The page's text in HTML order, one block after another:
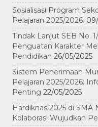
Sosialisasi Program
Pelajaran 2025/2026.
Tindak Lanjut SEB No.
Penguatan Karakter
Pendidikan 26/05/2025
Sistem Penerimaan
Pelajaran 2025/2026:
Penting 22/05/2025
Hardiknas 2025 di SMA
Kolaborasi Wujudkan